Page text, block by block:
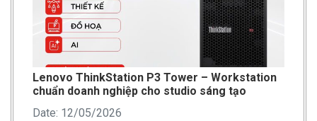
Lenovo ThinkStation P3 Tower – Workstation
chuẩn doanh nghiệp cho studio sáng tạo
Date: 12/05/2026